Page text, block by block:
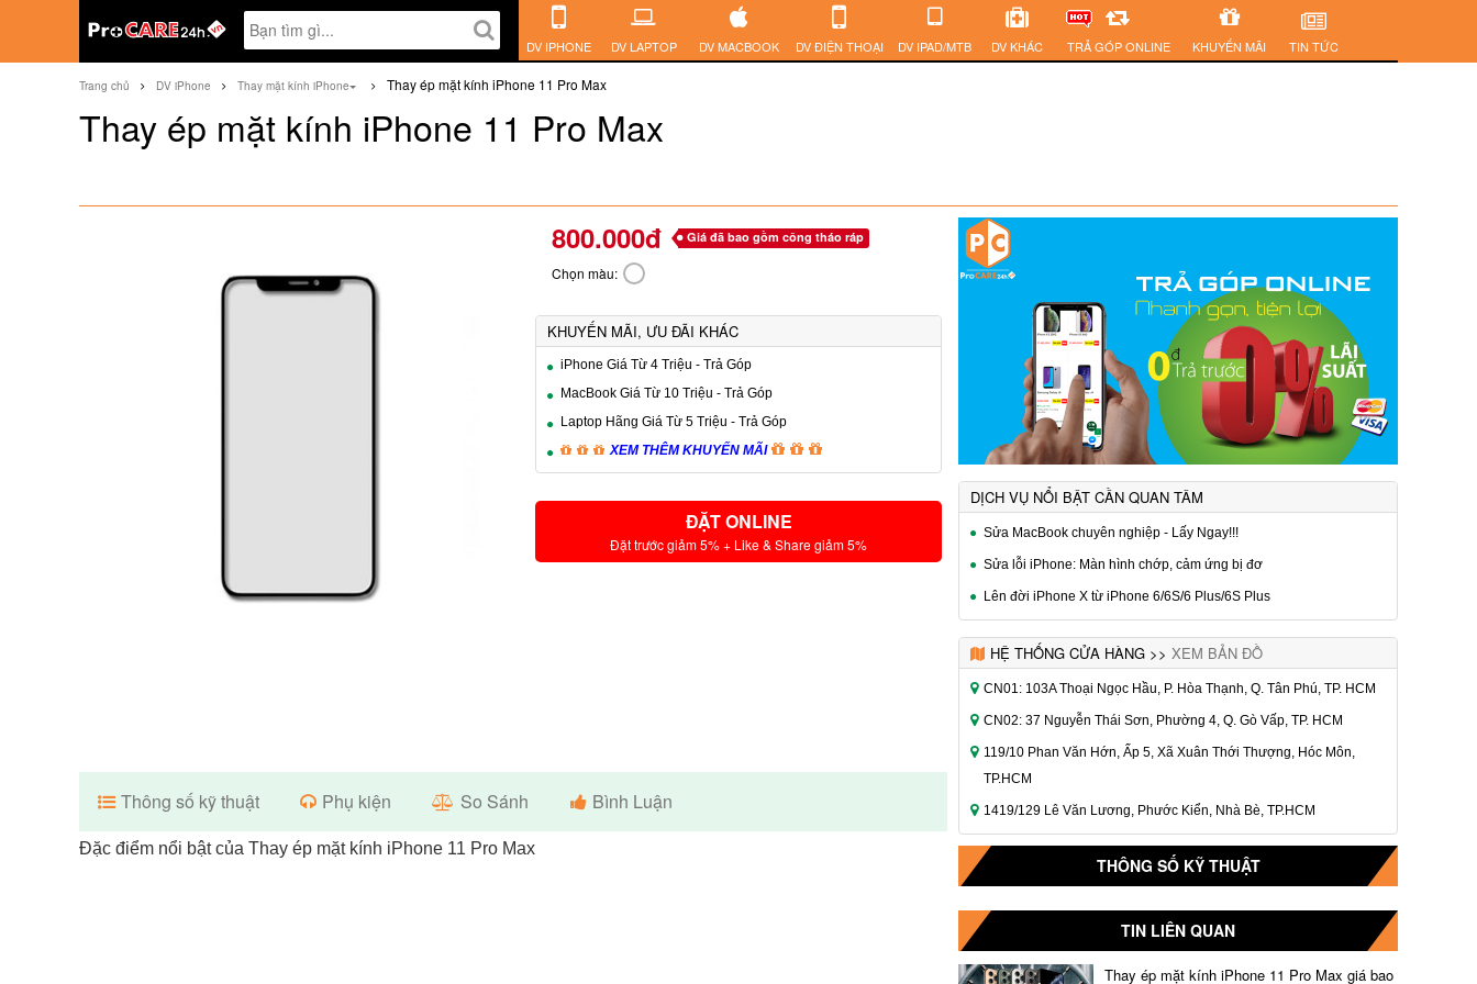
DV IPHONE DV LAPTOP DV MACBOOK DV ĐIỆN THOẠI DV IPAD/MTB DV KHÁC TRẢ GÓP ONLINE KHUYẾN MÃI TIN TỨC
Trang chủ DV iPhone Thay mặt kính iPhone Thay ép mặt kính iPhone 11 Pro Max
Thay ép mặt kính iPhone 11 Pro Max
800.000đ Giá đã bao gồm công tháo ráp
Chọn màu:
KHUYẾN MÃI, ƯU ĐÃI KHÁC
iPhone Giá Từ 4 Triệu - Trả Góp
MacBook Giá Từ 10 Triệu - Trả Góp
Laptop Hãng Giá Từ 5 Triệu - Trả Góp
XEM THÊM KHUYẾN MÃI
ĐẶT ONLINE
Đặt trước giảm 5% + Like & Share giảm 5%
Thông số kỹ thuật Phụ kiện So Sánh Bình Luận
Đặc điểm nổi bật của Thay ép mặt kính iPhone 11 Pro Max
DỊCH VỤ NỔI BẬT CẦN QUAN TÂM
Sửa MacBook chuyên nghiệp - Lấy Ngay!!!
Sửa lỗi iPhone: Màn hình chớp, cảm ứng bị đơ
Lên đời iPhone X từ iPhone 6/6S/6 Plus/6S Plus
HỆ THỐNG CỬA HÀNG >> XEM BẢN ĐỒ
CN01: 103A Thoại Ngọc Hầu, P. Hòa Thạnh, Q. Tân Phú, TP. HCM
CN02: 37 Nguyễn Thái Sơn, Phường 4, Q. Gò Vấp, TP. HCM
119/10 Phan Văn Hớn, Ấp 5, Xã Xuân Thới Thượng, Hóc Môn,
TP.HCM
1419/129 Lê Văn Lương, Phước Kiển, Nhà Bè, TP.HCM
THÔNG SỐ KỸ THUẬT
TIN LIÊN QUAN
Thay ép mặt kính iPhone 11 Pro Max giá bao